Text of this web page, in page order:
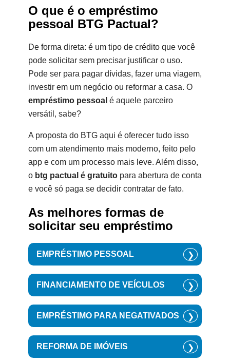
O que é o empréstimo
pessoal BTG Pactual?
De forma direta: é um tipo de crédito que você
pode solicitar sem precisar justificar o uso.
Pode ser para pagar dívidas, fazer uma viagem,
investir em um negócio ou reformar a casa. O
empréstimo pessoal é aquele parceiro
versátil, sabe?
A proposta do BTG aqui é oferecer tudo isso
com um atendimento mais moderno, feito pelo
app e com um processo mais leve. Além disso,
o btg pactual é gratuito para abertura de conta
e você só paga se decidir contratar de fato.
As melhores formas de
solicitar seu empréstimo
EMPRÉSTIMO PESSOAL ❯
FINANCIAMENTO DE VEÍCULOS ❯
EMPRÉSTIMO PARA NEGATIVADOS ❯
REFORMA DE IMÓVEIS ❯